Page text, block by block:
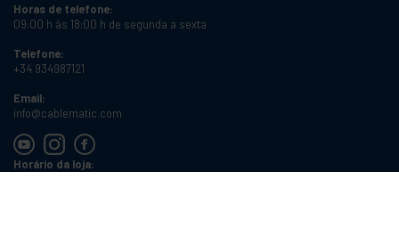
Horas de telefone:
09:00 h às 18:00 h de segunda a sexta
Telefone:
+34 934987121
Email:
info@cablematic.com
Horário da loja: